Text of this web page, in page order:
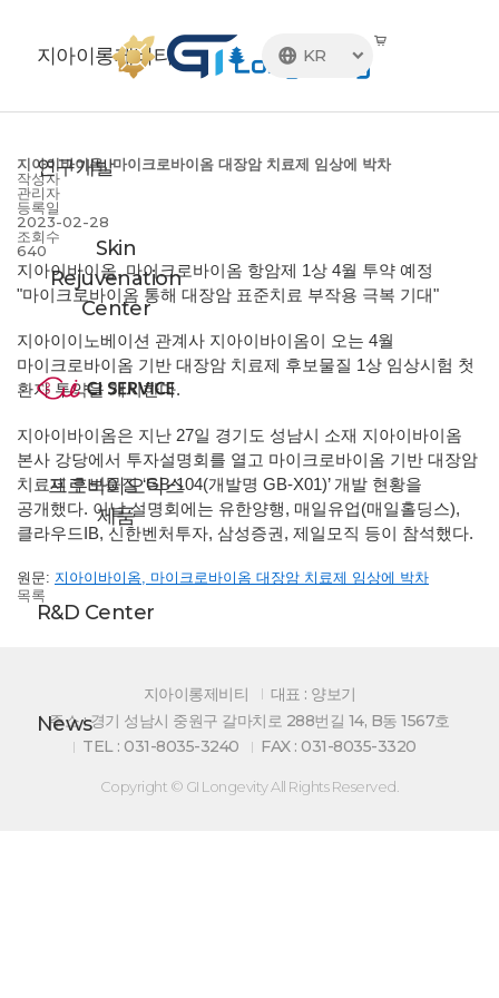
KR 
지아이롱제비티
연구개발
Skin
Rejuvenation
Center
프로바이오틱스
제품
R&D Center
News
지아이바이옴, 마이크로바이옴 대장암 치료제 임상에 박차
작성자
관리자
등록일
2023-02-28
조회수
640
지아이바이옴, 마이크로바이옴 항암제 1상 4월 투약 예정
"마이크로바이옴 통해 대장암 표준치료 부작용 극복 기대"
지아이이노베이션 관계사 지아이바이옴이 오는 4월
마이크로바이옴 기반 대장암 치료제 후보물질 1상 임상시험 첫
환자 투약을 개시한다.
지아이바이옴은 지난 27일 경기도 성남시 소재 지아이바이옴
본사 강당에서 투자설명회를 열고 마이크로바이옴 기반 대장암
치료제 후보물질 ‘GB-104(개발명 GB-X01)’ 개발 현황을
공개했다. 이날 설명회에는 유한양행, 매일유업(매일홀딩스),
클라우드IB, 신한벤처투자, 삼성증권, 제일모직 등이 참석했다.
원문: 지아이바이옴, 마이크로바이옴 대장암 치료제 임상에 박차
목록
지아이롱제비티
대표 : 양보기
주소 : 경기 성남시 중원구 갈마치로 288번길 14, B동 1567호
TEL : 031-8035-3240
FAX : 031-8035-3320
Copyright © GI Longevity All Rights Reserved.